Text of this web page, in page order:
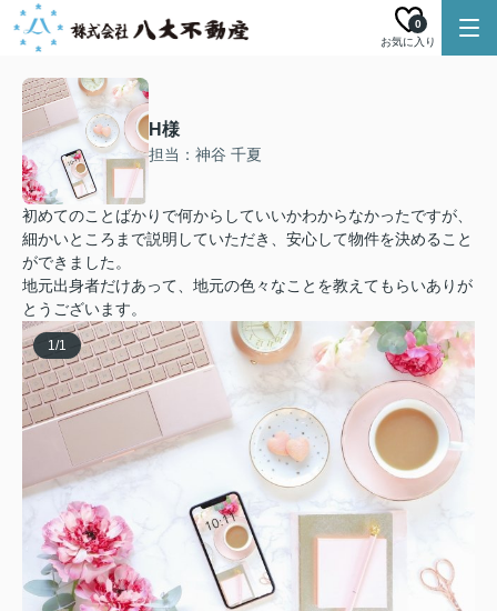
お気に入り
0
H様
担当：神谷 千夏
初めてのことばかりで何からしていいかわからなかったですが、
細かいところまで説明していただき、安心して物件を決めること
ができました。
地元出身者だけあって、地元の色々なことを教えてもらいありが
とうございます。
1/1